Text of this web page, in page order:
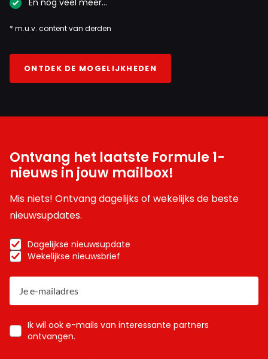
En nog veel meer…
* m.u.v. content van derden
ONTDEK DE MOGELIJKHEDEN
Ontvang het laatste Formule 1-
nieuws in jouw mailbox!
Mis niets! Ontvang dagelijks of wekelijks de beste
nieuwsupdates.
Dagelijkse nieuwsupdate
Wekelijkse nieuwsbrief
Ik wil ook e-mails van interessante partners
ontvangen.